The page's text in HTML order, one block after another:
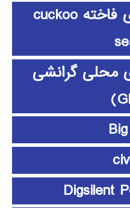
الگوریتم جستجوی فاخته cuckoo
محلی گرانشی
Digsilent